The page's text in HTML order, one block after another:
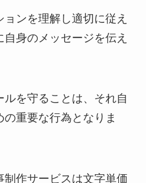
ンを理解し適切に従え
身のメッセージを伝え
ルを守ることは、それ自
重要な行為となりま
制作サービスは文字単価